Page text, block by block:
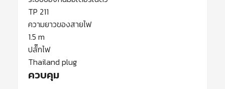
TP 211
ความยาวของสายไฟ
1.5 m
ปลั๊กไฟ
Thailand plug
ควบคุม